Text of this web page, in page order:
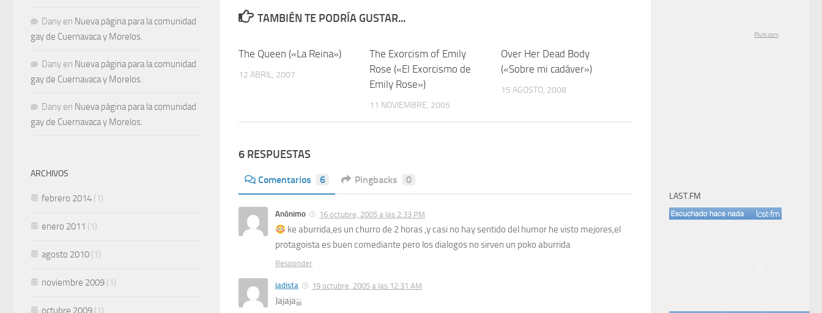
TAMBIÉN TE PODRÍA GUSTAR...
The Queen («La Reina»)
12 ABRIL, 2007
The Exorcism of Emily
Rose («El Exorcismo de
Emily Rose»)
11 NOVIEMBRE, 2005
Over Her Dead Body
(«Sobre mi cadáver»)
15 AGOSTO, 2008
6 RESPUESTAS
Comentarios 6 Pingbacks 0
Anónimo 16 octubre, 2005 a las 2:33 PM
ke aburrida,es un churro de 2 horas ,y casi no hay sentido del humor he visto mejores,el
protagoista es buen comediante pero los dialogos no sirven un poko aburrida
Responder
jadista 19 octubre, 2005 a las 12:31 AM
Jajaja¡¡¡
Dany en Nueva página para la comunidad
gay de Cuernavaca y Morelos.
Dany en Nueva página para la comunidad
gay de Cuernavaca y Morelos.
Dany en Nueva página para la comunidad
gay de Cuernavaca y Morelos.
ARCHIVOS
febrero 2014 (1)
enero 2011 (1)
agosto 2010 (1)
noviembre 2009 (1)
octubre 2009 (1)
Plurk.com
LAST.FM